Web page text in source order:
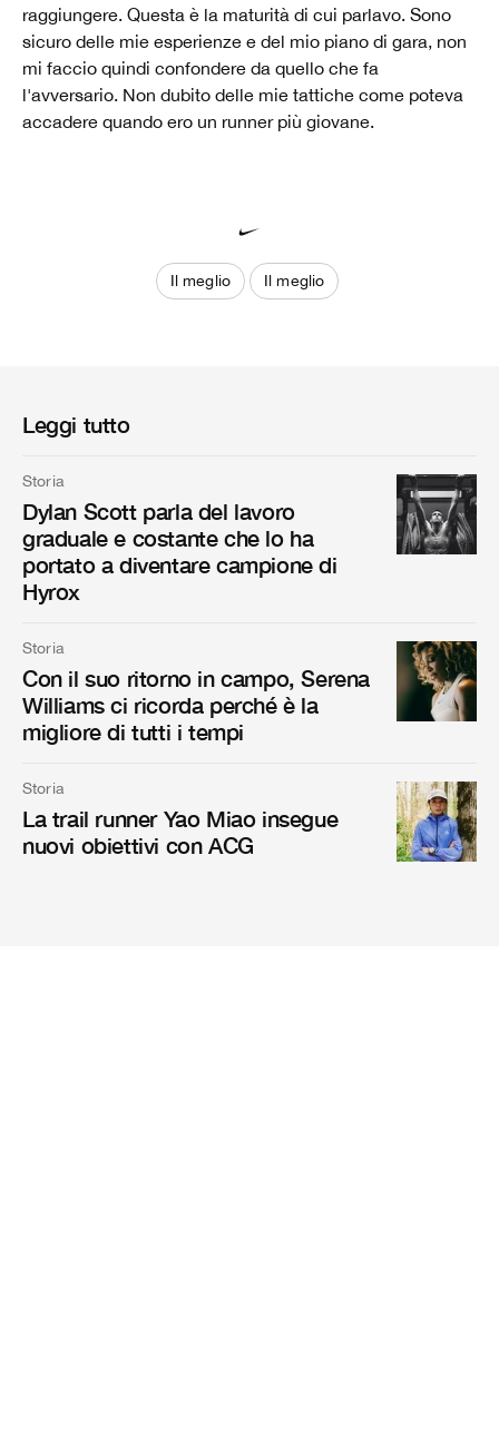
raggiungere. Questa è la maturità di cui parlavo. Sono
sicuro delle mie esperienze e del mio piano di gara, non
mi faccio quindi confondere da quello che fa
l'avversario. Non dubito delle mie tattiche come poteva
accadere quando ero un runner più giovane.
Il meglio Il meglio
Leggi tutto
Storia
Dylan Scott parla del lavoro
graduale e costante che lo ha
portato a diventare campione di
Hyrox
Storia
Con il suo ritorno in campo, Serena
Williams ci ricorda perché è la
migliore di tutti i tempi
Storia
La trail runner Yao Miao insegue
nuovi obiettivi con ACG